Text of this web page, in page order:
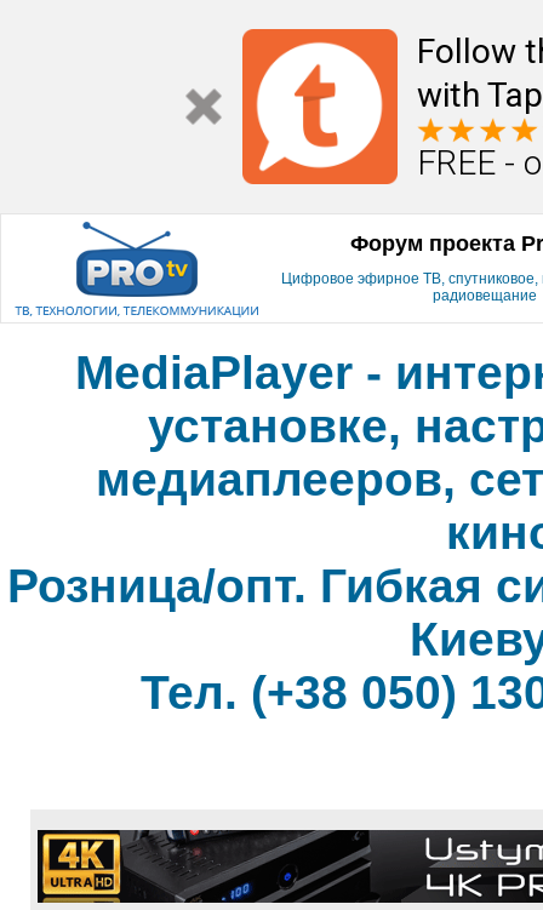
Follow
with
FREE -
Форум проекта
Цифровое эфирное ТВ, спутниковое,
радиовещание
MediaPlayer -
установке,
медиаплееров,
Розница/опт. Гибкая
Тел. (+38 050)